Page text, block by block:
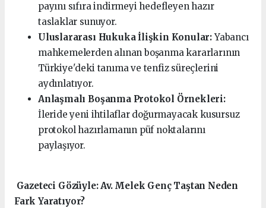
payını sıfıra indirmeyi hedefleyen hazır
taslaklar sunuyor.
Uluslararası Hukuka İlişkin Konular:Yabancı
mahkemelerden alınan boşanma kararlarının
Türkiye'deki tanıma ve tenfiz süreçlerini
aydınlatıyor.
Anlaşmalı Boşanma Protokol Örnekleri:
İleride yeni ihtilaflar doğurmayacak kusursuz
protokol hazırlamanın püf noktalarını
paylaşıyor.
️ Gazeteci Gözüyle: Av. Melek Genç Taştan Neden
Fark Yaratıyor?